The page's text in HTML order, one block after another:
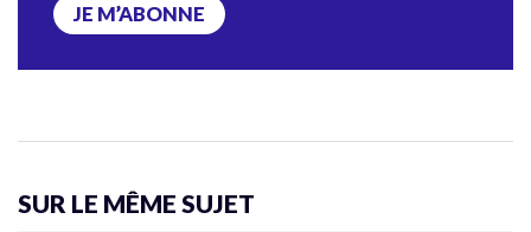
JE M’ABONNE
SUR LE MÊME SUJET